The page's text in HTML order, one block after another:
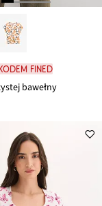
FINED
bawełny